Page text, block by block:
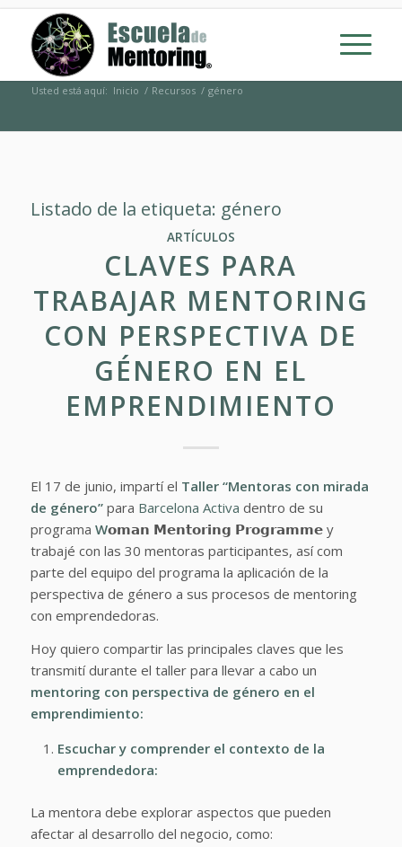
Usted está aquí: Inicio / Recursos / género
Listado de la etiqueta: género
ARTÍCULOS
CLAVES PARA
TRABAJAR MENTORING
CON PERSPECTIVA DE
GÉNERO EN EL
EMPRENDIMIENTO
El 17 de junio, impartí el Taller “Mentoras con mirada
de género” para Barcelona Activa dentro de su
programa W𝗼𝗺𝗮𝗻 𝗠𝗲𝗻𝘁𝗼𝗿𝗶𝗻𝗴 𝗣𝗿𝗼𝗴𝗿𝗮𝗺𝗺𝗲 y
trabajé con las 30 mentoras participantes, así com
parte del equipo del programa la aplicación de la
perspectiva de género a sus procesos de mentoring
con emprendedoras.
Hoy quiero compartir las principales claves que les
transmití durante el taller para llevar a cabo un
mentoring con perspectiva de género en el
emprendimiento:
Escuchar y comprender el contexto de la
emprendedora:
La mentora debe explorar aspectos que pueden
afectar al desarrollo del negocio, como: